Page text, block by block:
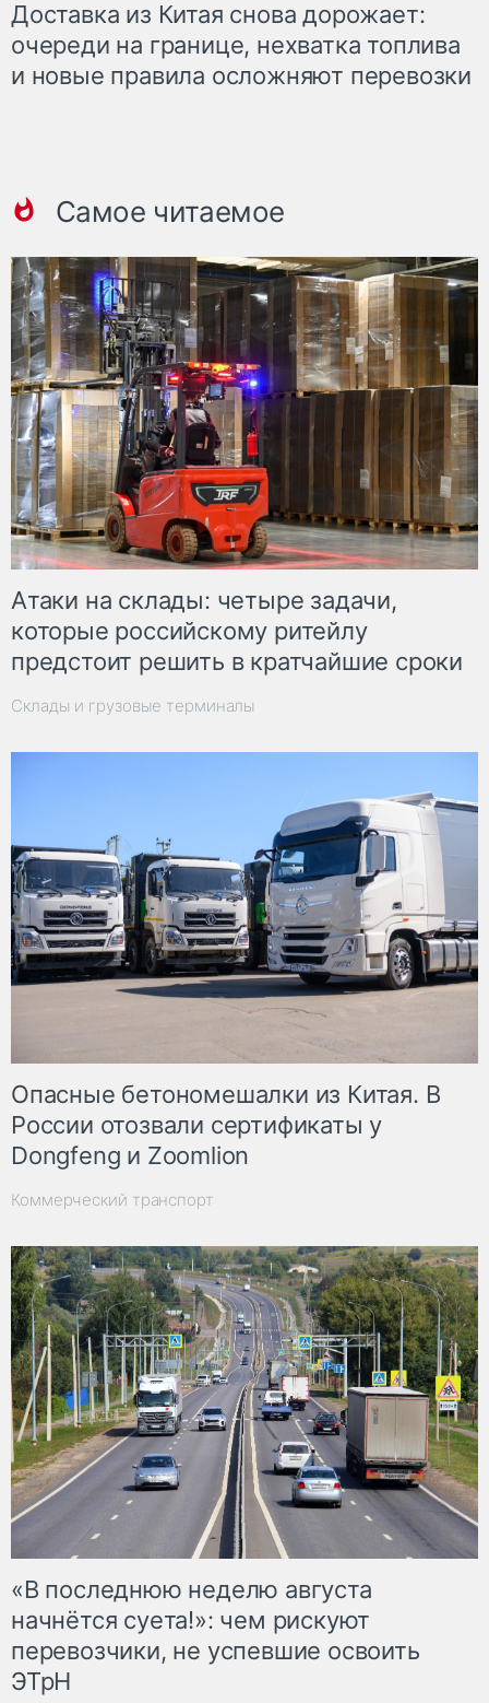
Доставка из Китая снова дорожает:
очереди на границе, нехватка топлива
и новые правила осложняют перевозки
Самое читаемое
Атаки на склады: четыре задачи,
которые российскому ритейлу
предстоит решить в кратчайшие сроки
Склады и грузовые терминалы
Опасные бетономешалки из Китая. В
России отозвали сертификаты у
Dongfeng и Zoomlion
Коммерческий транспорт
«В последнюю неделю августа
начнётся суета!»: чем рискуют
перевозчики, не успевшие освоить
ЭТрН